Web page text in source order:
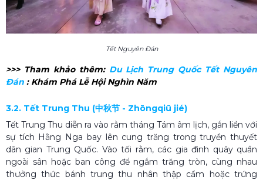
Tết Nguyên Đán
>>> Tham khảo thêm: Du Lịch Trung Quốc Tết Nguyên
Đán​ : Khám Phá Lễ Hội Nghìn Năm
3.2. Tết Trung Thu (中秋节 - Zhōngqiū jié)
Tết Trung Thu diễn ra vào rằm tháng Tám âm lịch, gắn liền với
sự tích Hằng Nga bay lên cung trăng trong truyền thuyết
dân gian Trung Quốc. Vào tối rằm, các gia đình quây quần
ngoài sân hoặc ban công để ngắm trăng tròn, cùng nhau
thưởng thức bánh trung thu nhân thập cẩm hoặc trứng